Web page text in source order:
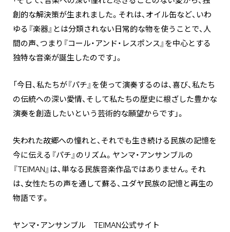
創的な解決策が生まれました。それは、オイル缶など、いわ
ゆる『楽器』とは分類されない日常的な物を使うことで、人
間の声、つまり『コール・アンド・レスポンス』を中心とする
独特な音楽が誕生したのです」。
「今日、私たちが『パチ』を使って演奏するのは、喜び、私たち
の伝統への深い愛情、そして私たちの歴史に根ざした豊かな
演奏を創造したいという芸術的な願望からです」。
失われた故郷への憧れと、それでも生き続ける民族の記憶を
今に伝える『パチ』のリズム。ヤンマ・アンサンブルの
『TEIMAN』は、単なる民族音楽作品ではありません。それ
は、女性たちの声を通して蘇る、ユダヤ民族の記憶と再生の
物語です。
ヤンマ・アンサンブル TEIMAN公式サイト